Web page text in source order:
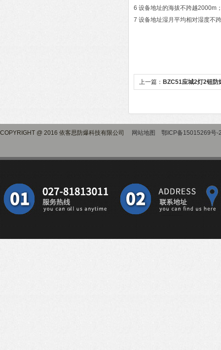
6 设备地址的海拔不跨越2000m
7 设备地址湿月平均相对湿度不
上一篇： BZC51应城2灯2钮防
COPYRIGHT @ 2016 依客思防爆科技有限公司 网站地图 鄂ICP备15015269号-